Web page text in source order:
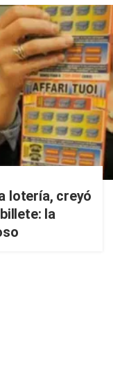
lotería, creyó
la